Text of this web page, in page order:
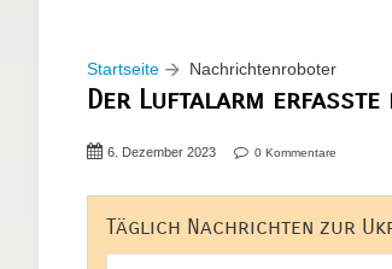
Startseite Nachrichtenroboter
Der Luftalarm erfasste
6. Dezember 2023 0 Kommentare
Täglich Nachrichten zur